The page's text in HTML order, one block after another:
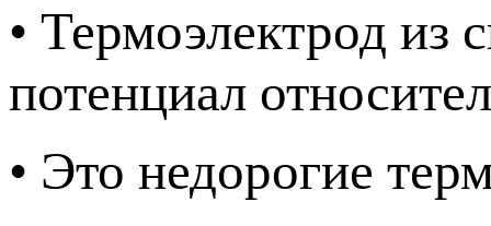
• Термоэлектрод
потенциал
• Это недорогие